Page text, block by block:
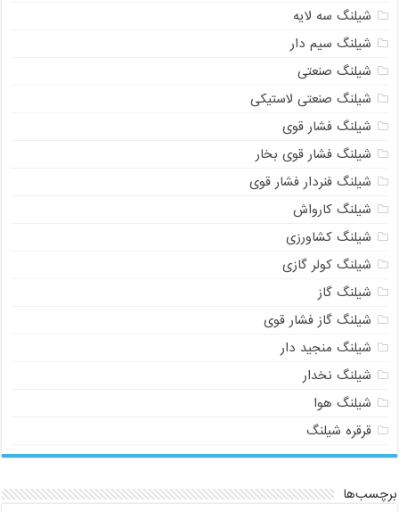
شیلنگ سه لایه
شیلنگ سیم دار
شیلنگ صنعتی
شیلنگ صنعتی لاستیکی
شیلنگ فشار قوی
شیلنگ فشار قوی بخار
شیلنگ فنردار فشار قوی
شیلنگ کارواش
شیلنگ کشاورزی
شیلنگ کولر گازی
شیلنگ گاز
شیلنگ گاز فشار قوی
شیلنگ منجید دار
شیلنگ نخدار
شیلنگ هوا
قرقره شیلنگ
برچسب‌ها